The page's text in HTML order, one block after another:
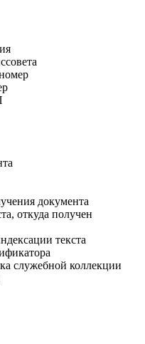
документа
откуда получен
текста
служебной коллекции